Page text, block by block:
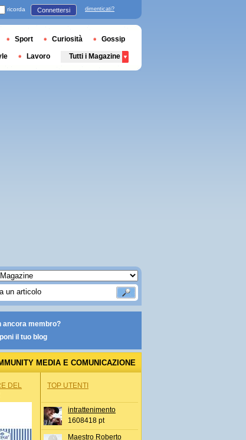
ancora membro?
il tuo blog
MEDIA E COMUNICAZIONE
DEL
TOP UTENTI
intrattenimento
1608418 pt
Maestro Roberto
ricorda Connettersi dimenticati?
Sport Curiosità Gossip
Lavoro Tutti i Magazine